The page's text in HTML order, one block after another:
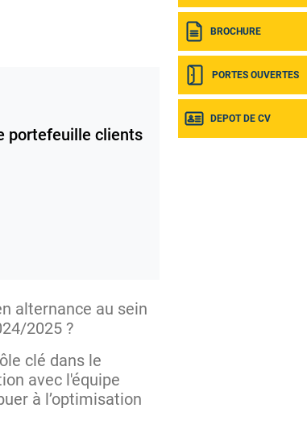
BROCHURE
PORTES OUVERTES
DEPOT DE CV
portefeuille clients
alternance au sein
2025 ?
clé dans le
avec l'équipe
à l’optimisation